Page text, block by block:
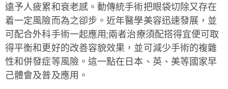
遠予人疲累和衰老感。動傳統手術把眼袋切除又存在
着一定風險而為之卻步。近年醫學美容迅速發展，並
可配合外科手術一起應用;兩者治療須配搭得宜便可取
得平衡和更好的改善容貌效果，並可減少手術的複雜
性和併發症等風險。這一點在日本、英、美等國家早
己體會及普及應用。